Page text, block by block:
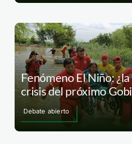
Fenómeno El Niño:
crisis del próximo
Debate abierto